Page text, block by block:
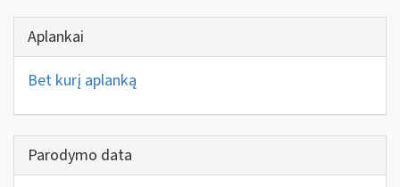
Aplankai
Bet kurį aplanką
Parodymo data